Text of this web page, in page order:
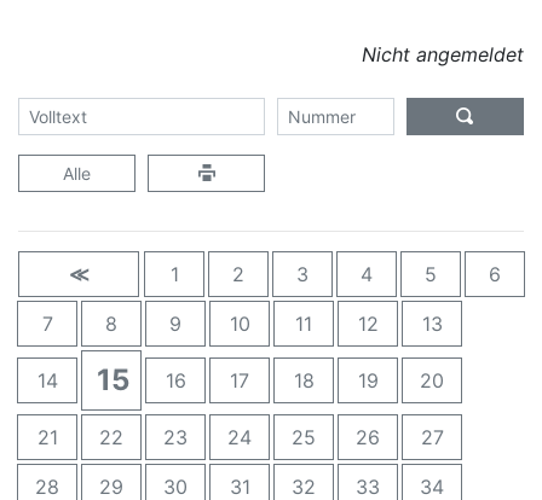
Nicht angemeldet
Alle
≪ 1 2 3 4 5 6
7 8 9 10 11 12 13
14 15 16 17 18 19 20
21 22 23 24 25 26 27
28 29 30 31 32 33 34